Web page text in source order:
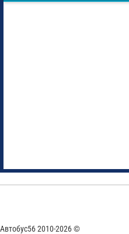
Автобус56 2010-2026 ©